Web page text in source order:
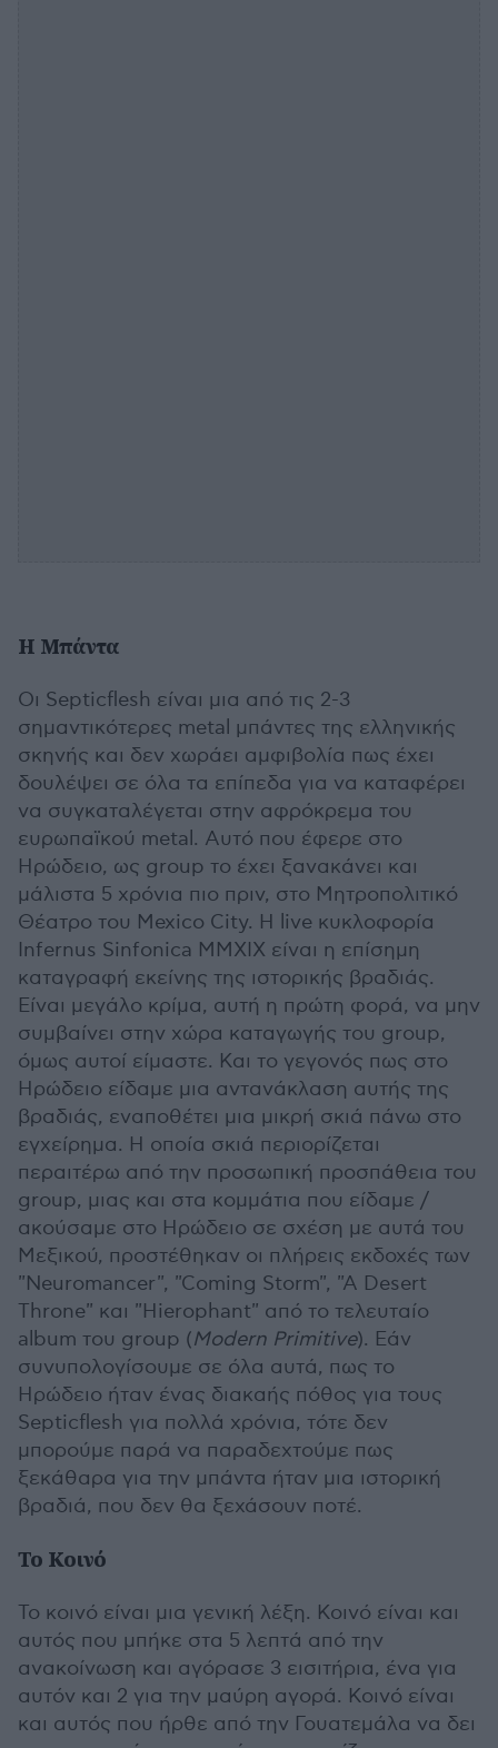
Η Μπάντα
Οι Septicflesh είναι μια από τις 2-3
σημαντικότερες metal μπάντες της ελληνικής
σκηνής και δεν χωράει αμφιβολία πως έχει
δουλέψει σε όλα τα επίπεδα για να καταφέρει
να συγκαταλέγεται στην αφρόκρεμα του
ευρωπαϊκού metal. Αυτό που έφερε στο
Ηρώδειο, ως group το έχει ξανακάνει και
μάλιστα 5 χρόνια πιο πριν, στο Μητροπολιτικό
Θέατρο του Mexico City. Η live κυκλοφορία
Infernus Sinfonica MMXIX είναι η επίσημη
καταγραφή εκείνης της ιστορικής βραδιάς.
Είναι μεγάλο κρίμα, αυτή η πρώτη φορά, να μην
συμβαίνει στην χώρα καταγωγής του group,
όμως αυτοί είμαστε. Και το γεγονός πως στο
Ηρώδειο είδαμε μια αντανάκλαση αυτής της
βραδιάς, εναποθέτει μια μικρή σκιά πάνω στο
εγχείρημα. Η οποία σκιά περιορίζεται
περαιτέρω από την προσωπική προσπάθεια του
group, μιας και στα κομμάτια που είδαμε /
ακούσαμε στο Ηρώδειο σε σχέση με αυτά του
Μεξικού, προστέθηκαν οι πλήρεις εκδοχές των
"Neuromancer", "Coming Storm", "A Desert
Throne" και "Hierophant" από το τελευταίο
album του group (Modern Primitive). Εάν
συνυπολογίσουμε σε όλα αυτά, πως το
Ηρώδειο ήταν ένας διακαής πόθος για τους
Septicflesh για πολλά χρόνια, τότε δεν
μπορούμε παρά να παραδεχτούμε πως
ξεκάθαρα για την μπάντα ήταν μια ιστορική
βραδιά, που δεν θα ξεχάσουν ποτέ.
Το Κοινό
Το κοινό είναι μια γενική λέξη. Κοινό είναι και
αυτός που μπήκε στα 5 λεπτά από την
ανακοίνωση και αγόρασε 3 εισιτήρια, ένα για
αυτόν και 2 για την μαύρη αγορά. Κοινό είναι
και αυτός που ήρθε από την Γουατεμάλα να δει